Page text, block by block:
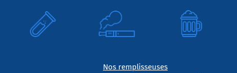
Nos remplisseuses